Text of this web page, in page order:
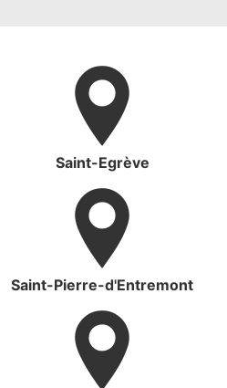
Saint-Egrève
Saint-Pierre-d'Entremont